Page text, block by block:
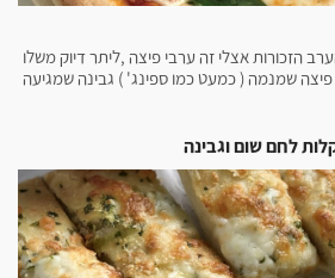
הזכורות אצלי זה ערבי פיצה ,ליתר דיוק משלו
שמנמה ( כמעט כמו ספינג' ) גבינה שמגיעה
לחם שום וגבינה